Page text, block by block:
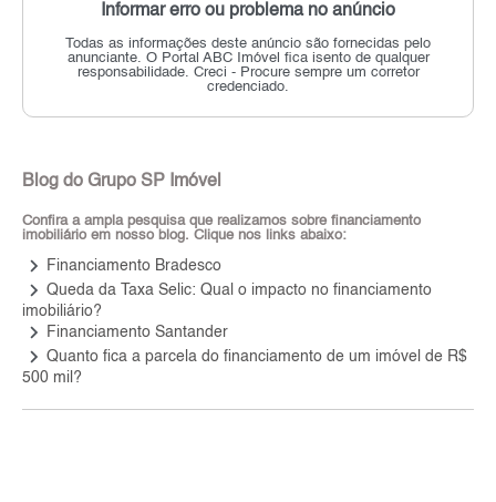
Informar erro ou problema no anúncio
Todas as informações deste anúncio são fornecidas pelo
anunciante. O Portal ABC Imóvel fica isento de qualquer
responsabilidade. Creci - Procure sempre um corretor
credenciado.
Blog do Grupo SP Imóvel
Confira a ampla pesquisa que realizamos sobre financiamento
imobiliário em nosso blog. Clique nos links abaixo:
keyboard_arrow_right Financiamento Bradesco
keyboard_arrow_right Queda da Taxa Selic: Qual o impacto no financiamento
imobiliário?
keyboard_arrow_right Financiamento Santander
keyboard_arrow_right Quanto fica a parcela do financiamento de um imóvel de R$
500 mil?